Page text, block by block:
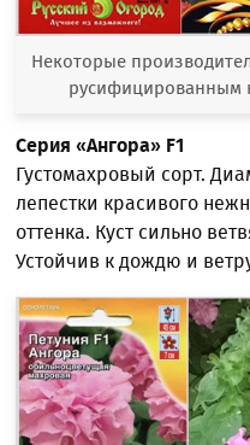
Некоторые
русифицированным
Серия «Ангора» F1
Густомахровый сорт.
лепестки красивого
оттенка. Куст сильно
Устойчив к дождю и